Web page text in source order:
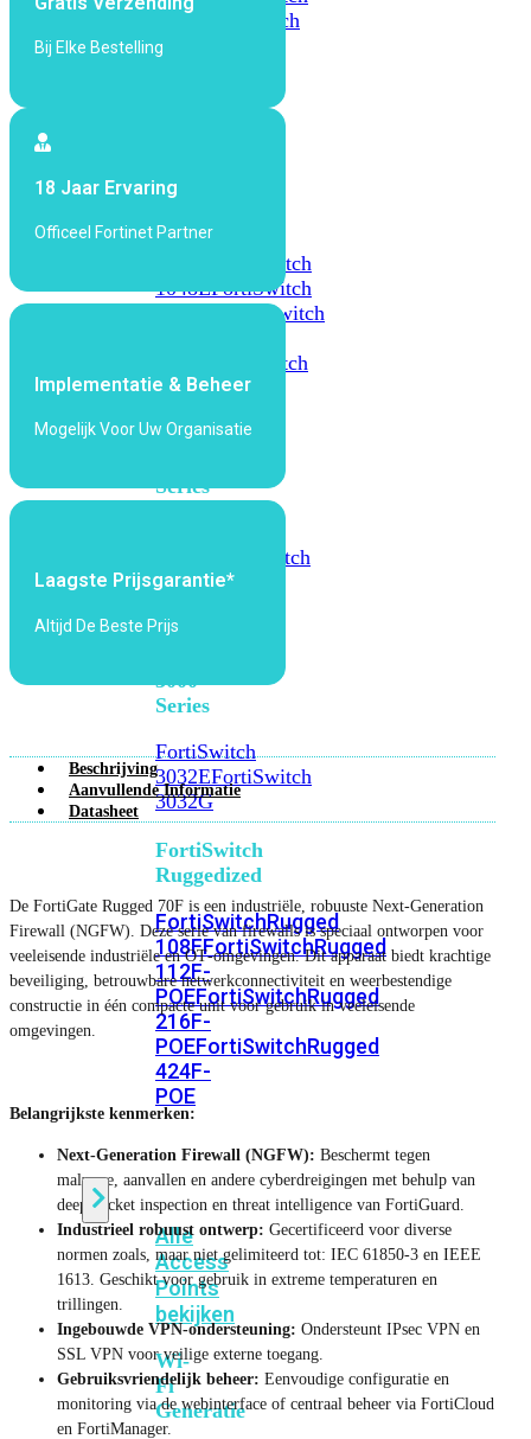
648F
FortiSwitch
648F-
Series
FortiSwitch
FortiSwitch
1048EFortiSwitch
FortiSwitch
FortiSwitch
1048G
FortiSwitch
Series
FortiSwitch
2048F-
3000
Series
FortiSwitch
3032EFortiSwitch
3032G
FortiSwitch
Ruggedized
FortiSwitchRugged
108FFortiSwitchRugged
112F-
POEFortiSwitchRugged
216F-
POEFortiSwitchRugged
424F-
POE
WiFi
Alle
Access
Points
bekijken
Wi-
Fi
Generatie
Bij Elke Bestelling
18 Jaar Ervaring
Officeel Fortinet Partner
Implementatie & Beheer
Mogelijk Voor Uw Organisatie
Laagste Prijsgarantie*
Altijd De Beste Prijs
Beschrijving
Aanvullende Informatie
Datasheet
De FortiGate Rugged 70F is een industriële, robuuste Next‑Generation
Firewall (NGFW). Deze serie van firewalls is speciaal ontworpen voor
veeleisende industriële en OT‑omgevingen. Dit apparaat biedt krachtige
beveiliging, betrouwbare netwerkconnectiviteit en weerbestendige
constructie in één compacte unit voor gebruik in veeleisende
omgevingen.
Belangrijkste kenmerken:
Next-Generation Firewall (NGFW): Beschermt tegen
malware, aanvallen en andere cyberdreigingen met behulp van
deep packet inspection en threat intelligence van FortiGuard.
Industrieel robuust ontwerp: Gecertificeerd voor diverse
normen zoals, maar niet gelimiteerd tot: IEC 61850-3 en IEEE
1613. Geschikt voor gebruik in extreme temperaturen en
trillingen.
Ingebouwde VPN-ondersteuning: Ondersteunt IPsec VPN en
SSL VPN voor veilige externe toegang.
Gebruiksvriendelijk beheer: Eenvoudige configuratie en
monitoring via de webinterface of centraal beheer via FortiCloud
en FortiManager.